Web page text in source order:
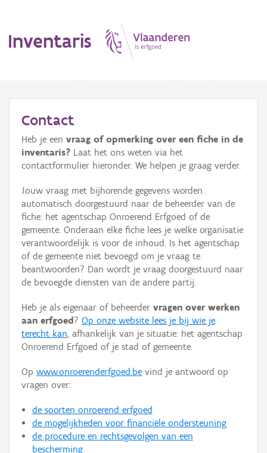
Inventaris
Erfgoedobject
Aanduidingsobject
Waarneming
Thema
Gebeurtenis
Persoon of collectief
Hergebruik
Aanmelden
Contact
Heb je een vraag of opmerking over een fiche in de
inventaris? Laat het ons weten via het
contactformulier hieronder. We helpen je graag verder.
Jouw vraag met bijhorende gegevens worden
automatisch doorgestuurd naar de beheerder van de
fiche: het agentschap Onroerend Erfgoed of de
gemeente. Onderaan elke fiche lees je welke organisatie
verantwoordelijk is voor de inhoud. Is het agentschap
of de gemeente niet bevoegd om je vraag te
beantwoorden? Dan wordt je vraag doorgestuurd naar
de bevoegde diensten van de andere partij.
Heb je als eigenaar of beheerder vragen over werken
aan erfgoed ? Op onze website lees je bij wie je
terecht kan, afhankelijk van je situatie: het agentschap
Onroerend Erfgoed of je stad of gemeente.
Op www.onroerenderfgoed.be vind je antwoord op
vragen over:
de soorten onroerend erfgoed
de mogelijkheden voor financiële ondersteuning
de procedure en rechtsgevolgen van een
bescherming